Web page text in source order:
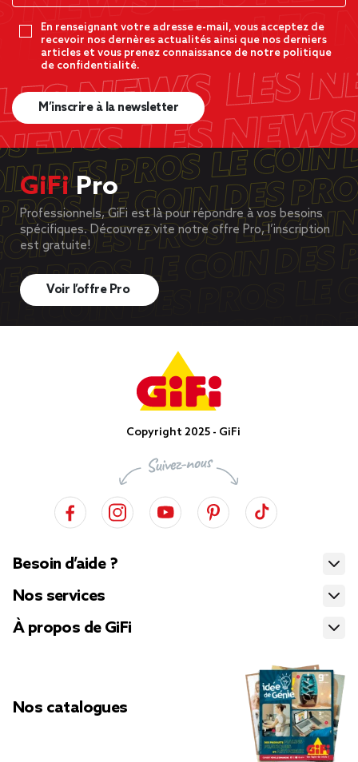
En renseignant votre adresse e-mail, vous acceptez de
recevoir nos dernères actualités ainsi que nos derniers
articles et vous prenez connaissance de notre politique
de confidentialité.
M’inscrire à la newsletter
GiFiPro
Professionnels, GiFi est là pour répondre à vos besoins
spécifiques. Découvrez vite notre offre Pro, l’inscription
est gratuite!
Voir l’offre Pro
Copyright 2025 - GiFi
Besoin d’aide ?
Nos services
À propos de GiFi
Nos catalogues